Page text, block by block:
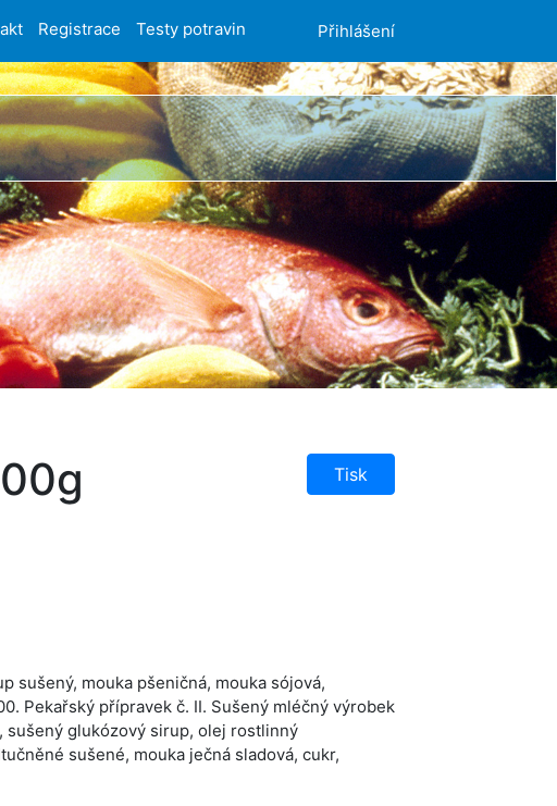
Registrace Testy potravin Přihlášení
Tisk
sušený, mouka pšeničná, mouka sójová,
Pekařský přípravek č. II. Sušený mléčný výrobek
sušený glukózový sirup, olej rostlinný
sušené, mouka ječná sladová, cukr,